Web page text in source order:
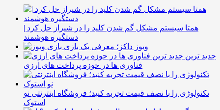
همتا سیستم مشکل گم شدن کلید را در شیراز حل کرد |
دستگیره هوشمند
ویوز داکز؛ معرفی یک بازی
جدید ترین
فناوری ها در حوزه پرداخت های ارزی
تکنولوژی را با نصف قیمت تجربه کنید؛ فروشگاه اینترنتی نو
استوک